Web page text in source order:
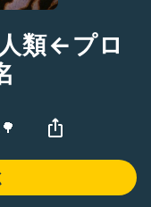
類←プロ